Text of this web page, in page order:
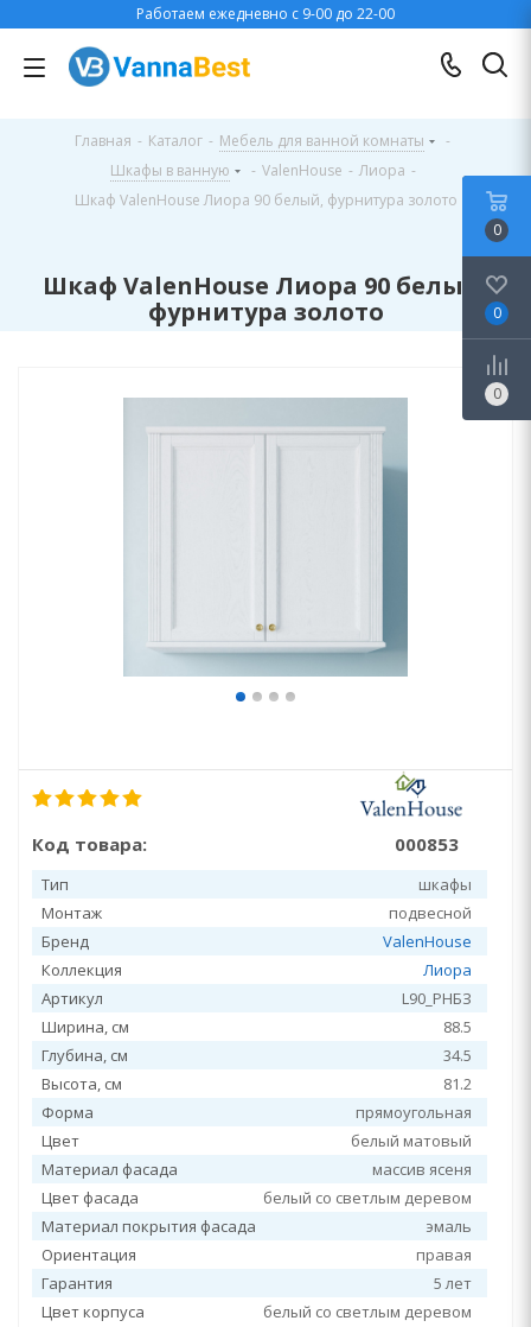
Работаем ежедневно с 9-00 до 22-00
Главная - Каталог - Мебель для ванной комнаты
-
Шкафы в ванную
- ValenHouse - Лиора -
Шкаф ValenHouse Лиора 90 белый, фурнитура золото
Шкаф ValenHouse Лиора 90 белый,
фурнитура золото
Код товара: 000853
Тип
шкафы
Монтаж
подвесной
Бренд
ValenHouse
Коллекция
Лиора
Артикул
L90_PHБЗ
Ширина, см
88.5
Глубина, см
34.5
Высота, см
81.2
Форма
прямоугольная
Цвет
белый матовый
Материал фасада
массив ясеня
Цвет фасада
белый со светлым деревом
Материал покрытия фасада
эмаль
Ориентация
правая
Гарантия
5 лет
Цвет корпуса
белый со светлым деревом
0
0
0